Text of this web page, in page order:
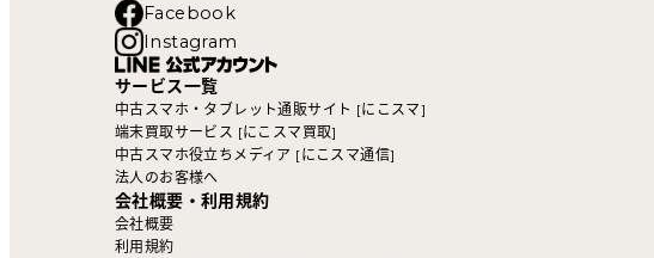
Facebook
Instagram
サービス一覧
中古スマホ・タブレット通販サイト [にこスマ]
端末買取サービス [にこスマ買取]
中古スマホ役立ちメディア [にこスマ通信]
法人のお客様へ
会社概要・利用規約
会社概要
利用規約